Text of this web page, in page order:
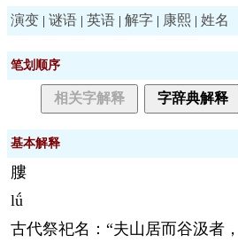
演变 | 谜语 | 英语 | 解字 | 康熙 | 姓名
笔划顺序
相关字解释 字辞典解释
基本解释
膢
lǘ
古代祭祀名：“夫山居而谷汲者